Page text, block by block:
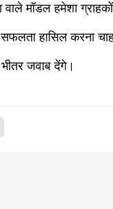
मॉडल हमेशा
हासिल करना
जवाब देंगे।